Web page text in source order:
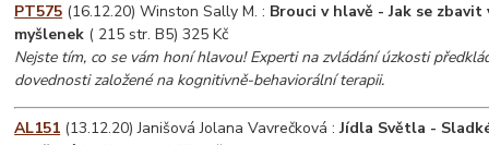
PT575 (16.12.20) Winston Sally M. : Brouci v hlavě - Jak se
myšlenek ( 215 str. B5) 325 Kč
Nejste tím, co se vám honí hlavou! Experti na zvládání úzkosti
dovednosti založené na kognitivně-behaviorální terapii.
AL151 (13.12.20) Janišová Jolana Vavrečková :Jídla Světla -